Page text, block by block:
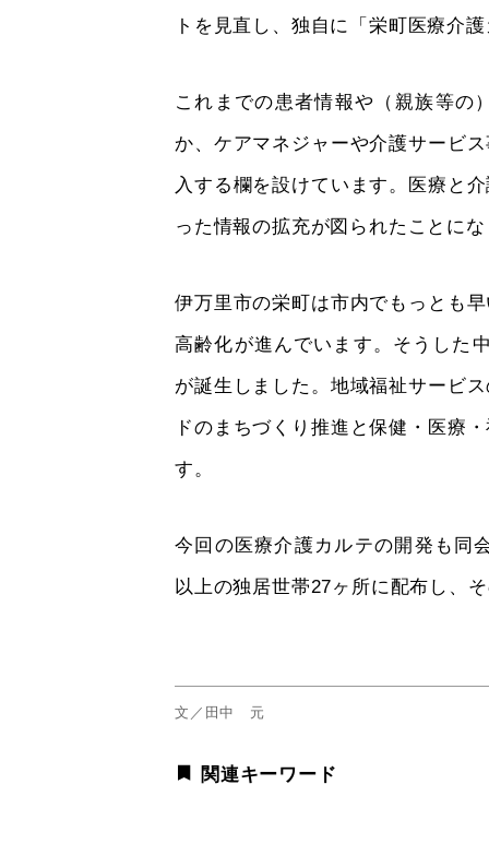
トを見直し、独自に「栄町医療介
これまでの患者情報や（親族等の
か、ケアマネジャーや介護サービ
入する欄を設けています。医療と
った情報の拡充が図られたことに
伊万里市の栄町は市内でもっとも
高齢化が進んでいます。そうした
が誕生しました。地域福祉サービ
ドのまちづくり推進と保健・医療
す。
今回の医療介護カルテの開発も同
以上の独居世帯27ヶ所に配布し、
文／田中 元
関連キーワード